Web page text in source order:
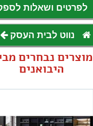
לפרטים ושאלות
נווט לבית העסק
מוצרים נבחרים
היבואנים